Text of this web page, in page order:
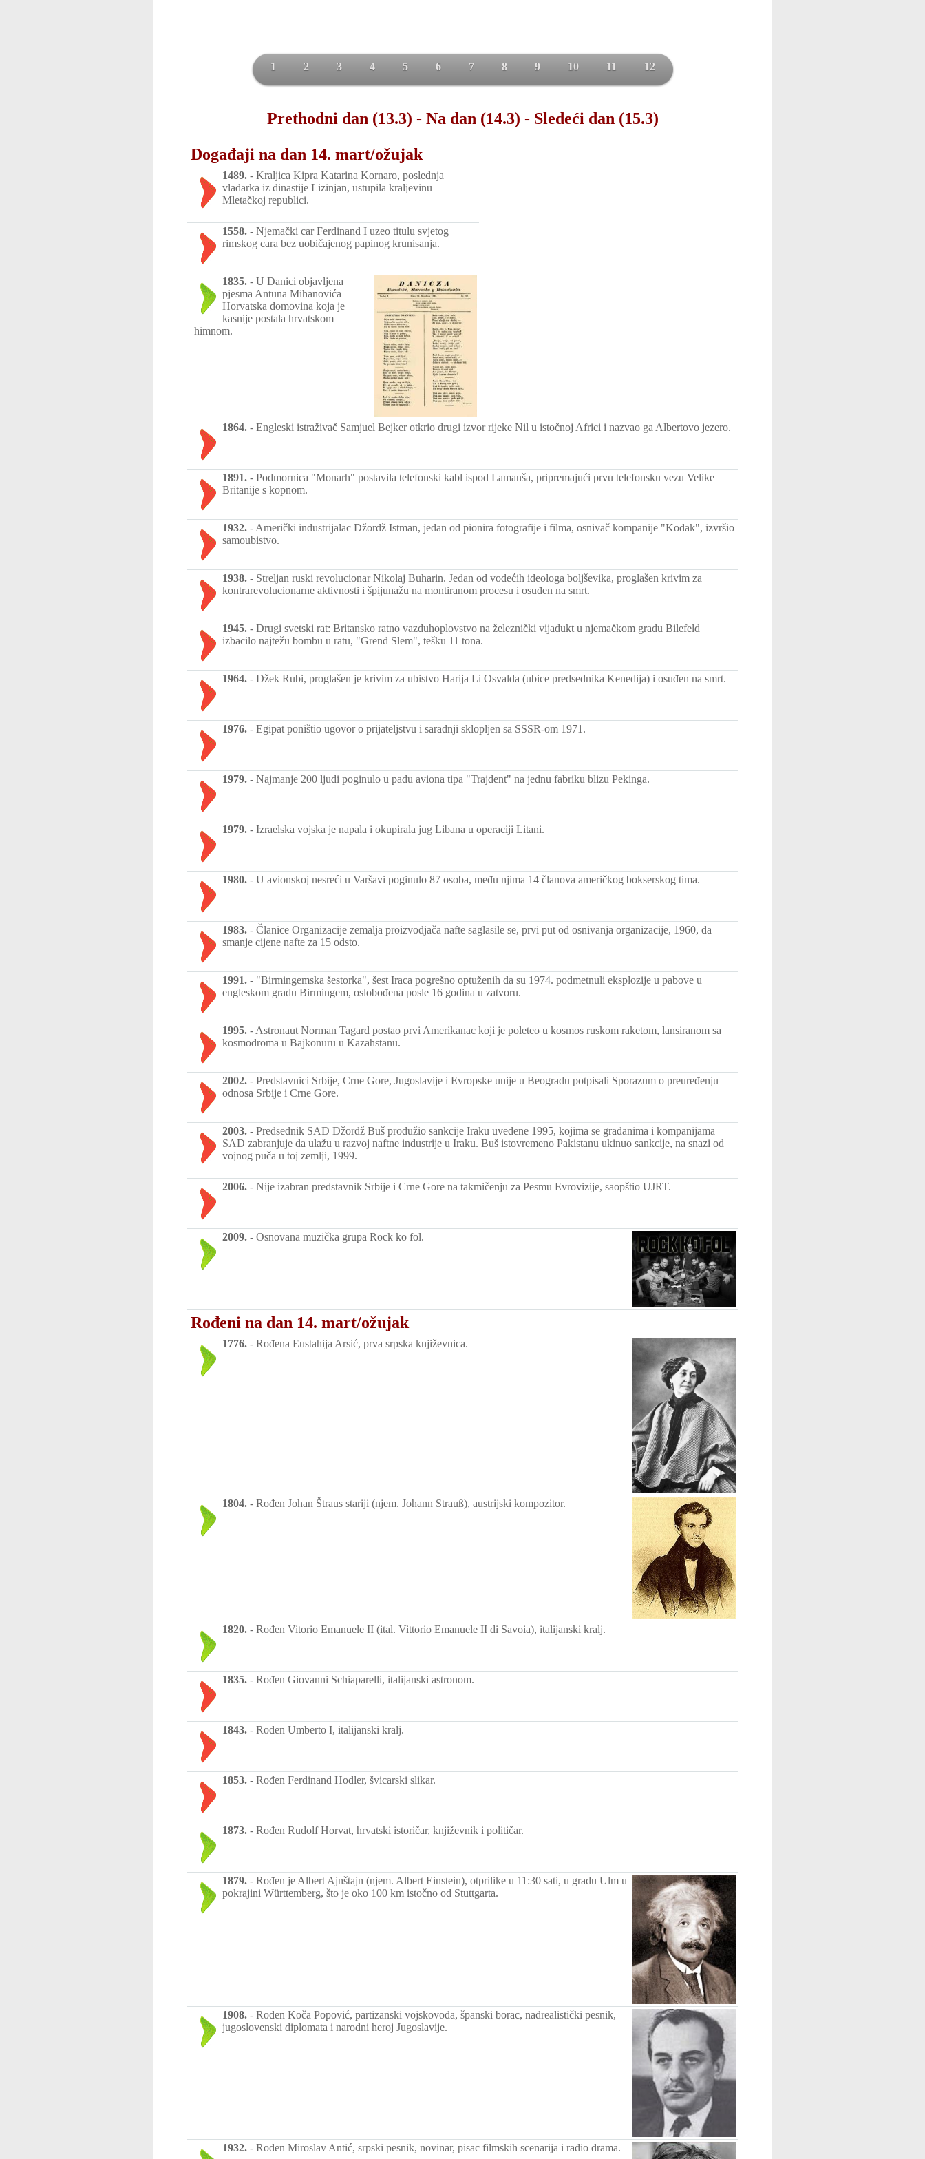
1 2 3 4 5 6 7 8 9 10 11 12
Prethodni dan (13.3) - Na dan (14.3) - Sledeći dan (15.3)
Događaji na dan 14. mart/ožujak
1489. - Kraljica Kipra Katarina Kornaro, poslednja
vladarka iz dinastije Lizinjan, ustupila kraljevinu
Mletačkoj republici.
1558. - Njemački car Ferdinand I uzeo titulu svjetog
rimskog cara bez uobičajenog papinog krunisanja.
1835. - U Danici objavljena
pjesma Antuna Mihanovića
Horvatska domovina koja je
kasnije postala hrvatskom
himnom.
1864. - Engleski istraživač Samjuel Bejker otkrio drugi izvor rijeke Nil u istočnoj Africi i nazvao ga Albertovo jezero.
1891. - Podmornica "Monarh" postavila telefonski kabl ispod Lamanša, pripremajući prvu telefonsku vezu Velike
Britanije s kopnom.
1932. - Američki industrijalac Džordž Istman, jedan od pionira fotografije i filma, osnivač kompanije "Kodak", izvršio
samoubistvo.
1938. - Streljan ruski revolucionar Nikolaj Buharin. Jedan od vodećih ideologa boljševika, proglašen krivim za
kontrarevolucionarne aktivnosti i špijunažu na montiranom procesu i osuđen na smrt.
1945. - Drugi svetski rat: Britansko ratno vazduhoplovstvo na železnički vijadukt u njemačkom gradu Bilefeld
izbacilo najtežu bombu u ratu, "Grend Slem", tešku 11 tona.
1964. - Džek Rubi, proglašen je krivim za ubistvo Harija Li Osvalda (ubice predsednika Kenedija) i osuđen na smrt.
1976. - Egipat poništio ugovor o prijateljstvu i saradnji sklopljen sa SSSR-om 1971.
1979. - Najmanje 200 ljudi poginulo u padu aviona tipa "Trajdent" na jednu fabriku blizu Pekinga.
1979. - Izraelska vojska je napala i okupirala jug Libana u operaciji Litani.
1980. - U avionskoj nesreći u Varšavi poginulo 87 osoba, među njima 14 članova američkog bokserskog tima.
1983. - Članice Organizacije zemalja proizvodjača nafte saglasile se, prvi put od osnivanja organizacije, 1960, da
smanje cijene nafte za 15 odsto.
1991. - "Birmingemska šestorka", šest Iraca pogrešno optuženih da su 1974. podmetnuli eksplozije u pabove u
engleskom gradu Birmingem, oslobođena posle 16 godina u zatvoru.
1995. - Astronaut Norman Tagard postao prvi Amerikanac koji je poleteo u kosmos ruskom raketom, lansiranom sa
kosmodroma u Bajkonuru u Kazahstanu.
2002. - Predstavnici Srbije, Crne Gore, Jugoslavije i Evropske unije u Beogradu potpisali Sporazum o preuređenju
odnosa Srbije i Crne Gore.
2003. - Predsednik SAD Džordž Buš produžio sankcije Iraku uvedene 1995, kojima se građanima i kompanijama
SAD zabranjuje da ulažu u razvoj naftne industrije u Iraku. Buš istovremeno Pakistanu ukinuo sankcije, na snazi od
vojnog puča u toj zemlji, 1999.
2006. - Nije izabran predstavnik Srbije i Crne Gore na takmičenju za Pesmu Evrovizije, saopštio UJRT.
2009. - Osnovana muzička grupa Rock ko fol.
Rođeni na dan 14. mart/ožujak
1776. - Rođena Eustahija Arsić, prva srpska književnica.
1804. - Rođen Johan Štraus stariji (njem. Johann Strauß), austrijski kompozitor.
1820. - Rođen Vitorio Emanuele II (ital. Vittorio Emanuele II di Savoia), italijanski kralj.
1835. - Rođen Giovanni Schiaparelli, italijanski astronom.
1843. - Rođen Umberto I, italijanski kralj.
1853. - Rođen Ferdinand Hodler, švicarski slikar.
1873. - Rođen Rudolf Horvat, hrvatski istoričar, književnik i političar.
1879. - Rođen je Albert Ajnštajn (njem. Albert Einstein), otprilike u 11:30 sati, u gradu Ulm u
pokrajini Württemberg, što je oko 100 km istočno od Stuttgarta.
1908. - Rođen Koča Popović, partizanski vojskovođa, španski borac, nadrealistički pesnik,
jugoslovenski diplomata i narodni heroj Jugoslavije.
1932. - Rođen Miroslav Antić, srpski pesnik, novinar, pisac filmskih scenarija i radio drama.